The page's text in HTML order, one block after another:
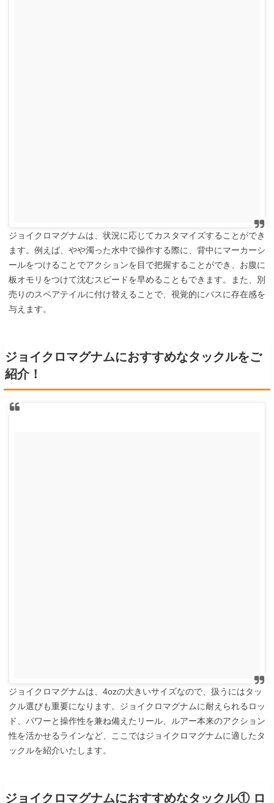
ジョイクロマグナムは、状況に応じてカスタマイズすることができ
ます。例えば、やや濁った水中で操作する際に、背中にマーカーシ
ールをつけることでアクションを目で把握することができ、お腹に
板オモリをつけて沈むスピードを早めることもできます。また、別
売りのスペアテイルに付け替えることで、視覚的にバスに存在感を
与えます。
ジョイクロマグナムにおすすめなタックルをご
紹介！
ジョイクロマグナムは、4ozの大きいサイズなので、扱うにはタッ
クル選びも重要になります。ジョイクロマグナムに耐えられるロッ
ド、パワーと操作性を兼ね備えたリール、ルアー本来のアクション
性を活かせるラインなど、ここではジョイクロマグナムに適したタ
ックルを紹介いたします。
ジョイクロマグナムにおすすめなタックル① ロ